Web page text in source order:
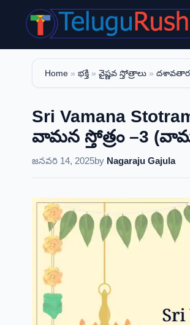
content
Home » భక్తి » వైష్ణవ స్తోత్రాలు » దశావతార
Sri Vamana
వామన స్తోత్రం –3
జనవరి 14, 2025by Nagaraju Gajula